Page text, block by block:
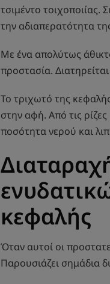
τσιμέντο τοιχοποιίας.
την αδιαπερατότητα
Με ένα απολύτως
προστασία.
Το τριχωτό της
στην αφή. Από τις
ποσότητα νερού και
κεφαλής
Όταν αυτοί οι
Παρουσιάζει σημάδια